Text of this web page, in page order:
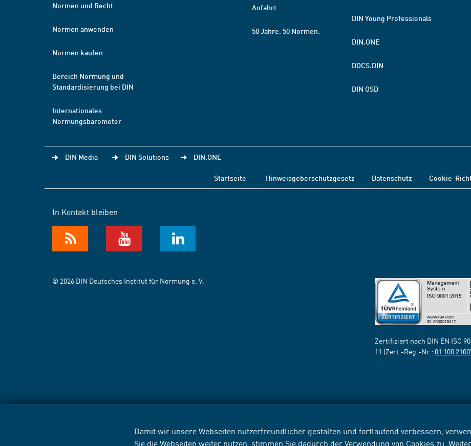
Damit wir unsere Webseiten nutzerfreundlicher gestalten und fortlaufend verbessern,
Sie die Webseiten weiter nutzen, stimmen Sie dadurch der Verwendung von Cookies zu.
Normen und Recht
Normen anwenden
Normen kaufen
Bereich Normung und
Standardisierung bei DIN
Internationales
Normungsbarometer
Anfahrt
50 Jahre. 50 Normen.
DIN Young Professionals
DIN.ONE
DOCS.DIN
DIN OSD
DIN Media DIN Solutions DIN.ONE
Startseite Hinweisgeberschutzgesetz Datenschutz Cookie-
In Kontakt bleiben
© 2026 DIN Deutsches Institut für Normung e. V.
Zertifiziert nach DIN EN ISO
11 (Zert.-Reg.-Nr.: 01 100